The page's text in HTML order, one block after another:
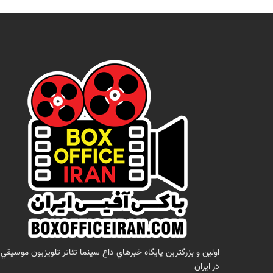
اولين و بزرگترين پايگاه خبرهاي داغ سينما تئاتر تلويزيون موسيقي
در ايران